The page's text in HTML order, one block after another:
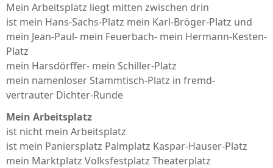
Mein Arbeitsplatz liegt mitten zwischen drin
ist mein Hans-Sachs-Platz mein Karl-Bröger-Platz und
mein Jean-Paul- mein Feuerbach- mein Hermann-Kesten-
Platz
mein Harsdörffer- mein Schiller-Platz
mein namenloser Stammtisch-Platz in fremd-
vertrauter Dichter-Runde
Mein Arbeitsplatz
ist nicht mein Arbeitsplatz
ist mein Paniersplatz Palmplatz Kaspar-Hauser-Platz
mein Marktplatz Volksfestplatz Theaterplatz